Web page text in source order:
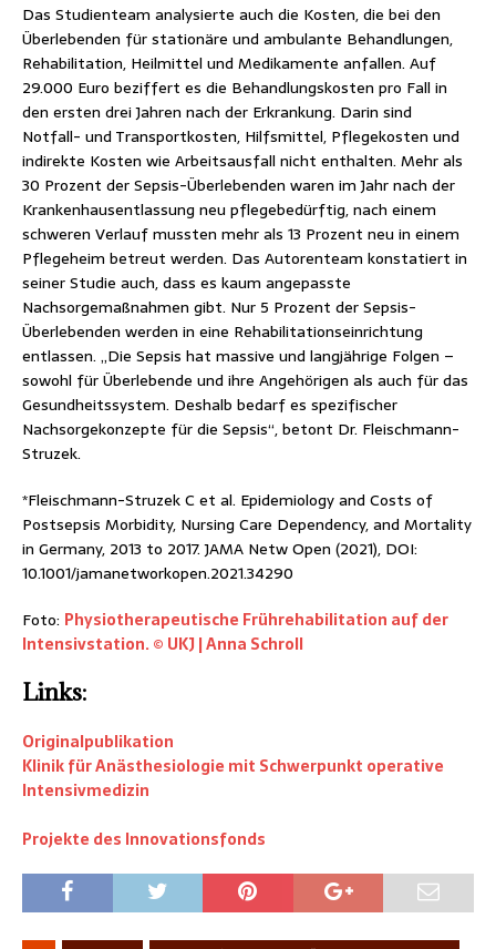
Das Studienteam analysierte auch die Kosten, die bei den
Überlebenden für stationäre und ambulante Behandlungen,
Rehabilitation, Heilmittel und Medikamente anfallen. Auf
29.000 Euro beziffert es die Behandlungskosten pro Fall in
den ersten drei Jahren nach der Erkrankung. Darin sind
Notfall- und Transportkosten, Hilfsmittel, Pflegekosten und
indirekte Kosten wie Arbeitsausfall nicht enthalten. Mehr als
30 Prozent der Sepsis-Überlebenden waren im Jahr nach der
Krankenhausentlassung neu pflegebedürftig, nach einem
schweren Verlauf mussten mehr als 13 Prozent neu in einem
Pflegeheim betreut werden. Das Autorenteam konstatiert in
seiner Studie auch, dass es kaum angepasste
Nachsorgemaßnahmen gibt. Nur 5 Prozent der Sepsis-
Überlebenden werden in eine Rehabilitationseinrichtung
entlassen. „Die Sepsis hat massive und langjährige Folgen –
sowohl für Überlebende und ihre Angehörigen als auch für das
Gesundheitssystem. Deshalb bedarf es spezifischer
Nachsorgekonzepte für die Sepsis“, betont Dr. Fleischmann-
Struzek.
*Fleischmann-Struzek C et al. Epidemiology and Costs of
Postsepsis Morbidity, Nursing Care Dependency, and Mortality
in Germany, 2013 to 2017. JAMA Netw Open (2021), DOI:
10.1001/jamanetworkopen.2021.34290
Foto: Physiotherapeutische Frührehabilitation auf der
Intensivstation. © UKJ | Anna Schroll
Links:
Originalpublikation
Klinik für Anästhesiologie mit Schwerpunkt operative
Intensivmedizin
Projekte des Innovationsfonds